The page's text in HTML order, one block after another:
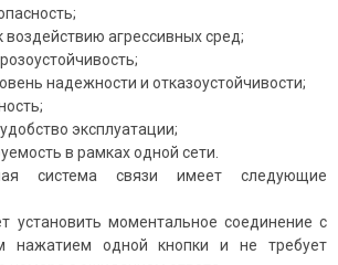
воздействию агрессивных сред;
надежности и отказоустойчивости;
эксплуатации;
в рамках одной сети.
система связи имеет следующие
моментальное соединение с
нажатием одной кнопки и не требует